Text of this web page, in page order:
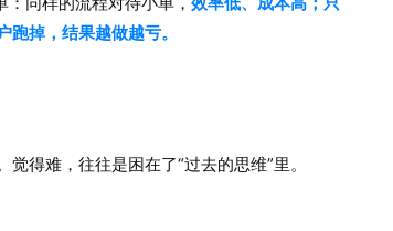
掉，结果越做越亏。
得难，往往是困在了“过去的思维”里。